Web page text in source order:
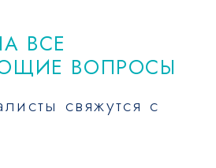
ВСЕ
ВОПРОСЫ
свяжутся с